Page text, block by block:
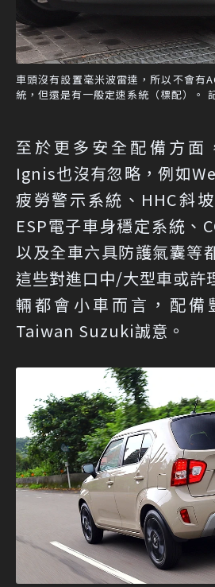
車頭沒有設置毫米波雷達，所以不會有
統，但還是有一般定速系統（標配）。
至於更多安全配備方面
Ignis也沒有忽略，例如
疲勞警示系統、HHC斜
ESP電子車身穩定系統、
以及全車六具防護氣囊等
這些對進口中/大型車或許
輛都會小車而言，配備
Taiwan Suzuki誠意。